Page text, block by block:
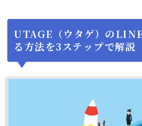
UTAGE（ウタゲ）の
る方法を3ステップで解説